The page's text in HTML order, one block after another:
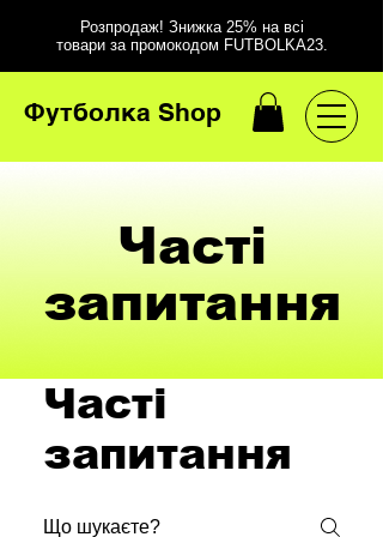
Розпродаж! Знижка 25% на всі
товари за промокодом FUTBOLKA23.
Футболка Shop
Часті
запитання
Часті
запитання